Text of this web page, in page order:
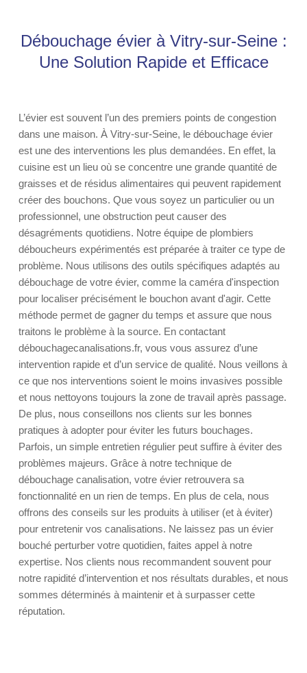
Débouchage évier à Vitry-sur-Seine :
Une Solution Rapide et Efficace
L’évier est souvent l’un des premiers points de congestion
dans une maison. À Vitry-sur-Seine, le débouchage évier
est une des interventions les plus demandées. En effet, la
cuisine est un lieu où se concentre une grande quantité de
graisses et de résidus alimentaires qui peuvent rapidement
créer des bouchons. Que vous soyez un particulier ou un
professionnel, une obstruction peut causer des
désagréments quotidiens. Notre équipe de plombiers
déboucheurs expérimentés est préparée à traiter ce type de
problème. Nous utilisons des outils spécifiques adaptés au
débouchage de votre évier, comme la caméra d'inspection
pour localiser précisément le bouchon avant d'agir. Cette
méthode permet de gagner du temps et assure que nous
traitons le problème à la source. En contactant
débouchagecanalisations.fr, vous vous assurez d’une
intervention rapide et d’un service de qualité. Nous veillons à
ce que nos interventions soient le moins invasives possible
et nous nettoyons toujours la zone de travail après passage.
De plus, nous conseillons nos clients sur les bonnes
pratiques à adopter pour éviter les futurs bouchages.
Parfois, un simple entretien régulier peut suffire à éviter des
problèmes majeurs. Grâce à notre technique de
débouchage canalisation, votre évier retrouvera sa
fonctionnalité en un rien de temps. En plus de cela, nous
offrons des conseils sur les produits à utiliser (et à éviter)
pour entretenir vos canalisations. Ne laissez pas un évier
bouché perturber votre quotidien, faites appel à notre
expertise. Nos clients nous recommandent souvent pour
notre rapidité d’intervention et nos résultats durables, et nous
sommes déterminés à maintenir et à surpasser cette
réputation.